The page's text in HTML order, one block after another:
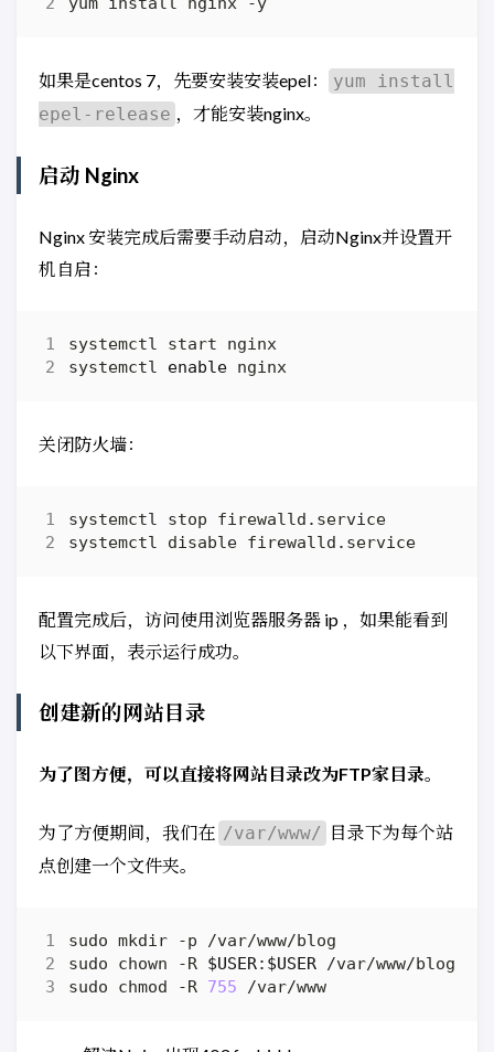
如果是centos 7，先要安装安装epel：
yum install
epel-release
，才能安装nginx。
启动 Nginx
Nginx 安装完成后需要手动启动，启动Nginx并设置开
机自启：
systemctl enable
关闭防火墙：
配置完成后，访问使用浏览器服务器 ip ，如果能看到
以下界面，表示运行成功。
创建新的网站目录
为了图方便，可以直接将网站目录改为FTP家目录。
为了方便期间，我们在 /var/www/ 目录下为每个站
点创建一个文件夹。
sudo chown -R $USER: $USER
sudo chmod -R 755